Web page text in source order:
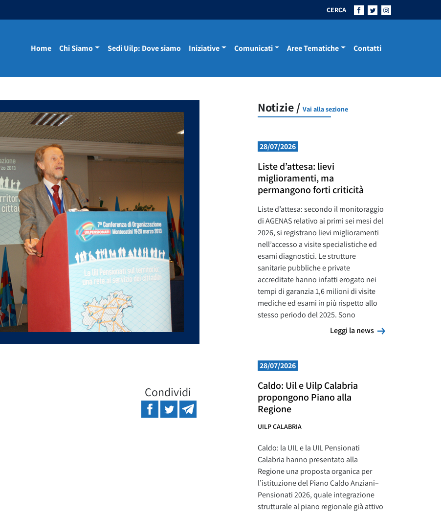
CERCA
Home Chi Siamo Sedi Uilp: Dove siamo Iniziative Comunicati Aree Tematiche Contatti
Condividi
Notizie / Vai alla sezione
28/07/2026
Liste d’attesa: lievi
miglioramenti, ma
permangono forti criticità
Liste d’attesa: secondo il monitoraggio
di AGENAS relativo ai primi sei mesi del
2026, si registrano lievi miglioramenti
nell’accesso a visite specialistiche ed
esami diagnostici. Le strutture
sanitarie pubbliche e private
accreditate hanno infatti erogato nei
tempi di garanzia 1,6 milioni di visite
mediche ed esami in più rispetto allo
stesso periodo del 2025. Sono
Leggi la news
Leggi la news
28/07/2026
Caldo: Uil e Uilp Calabria
propongono Piano alla
Regione
UILP CALABRIA
Caldo: la UIL e la UIL Pensionati
Calabria hanno presentato alla
Regione una proposta organica per
l’istituzione del Piano Caldo Anziani–
Pensionati 2026, quale integrazione
strutturale al piano regionale già attivo